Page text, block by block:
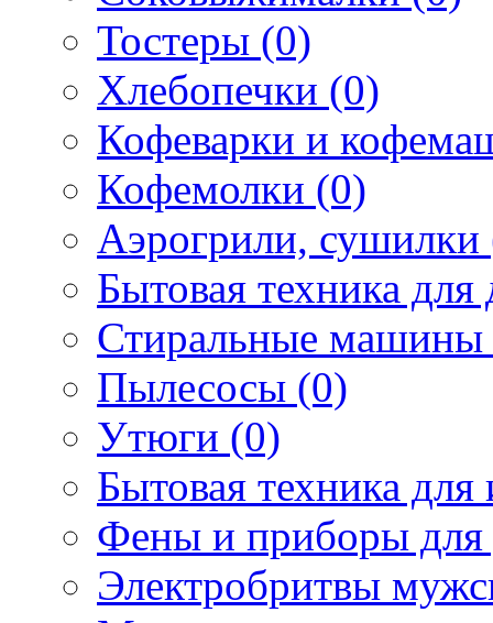
Тостеры (0)
Хлебопечки (0)
Кофеварки и
Кофемолки (0)
Аэрогрили, сушилки
Бытовая техника
Стиральные машины
Пылесосы (0)
Утюги (0)
Бытовая техника
Фены и приборы для
Электробритвы